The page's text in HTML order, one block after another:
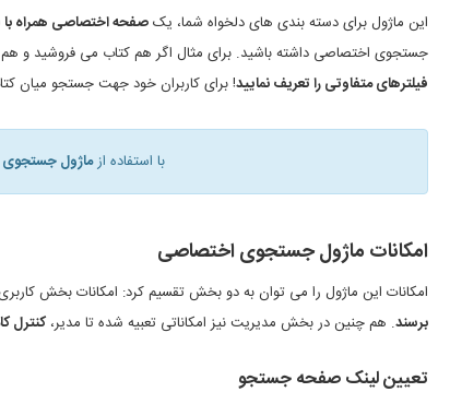
این ماژول برای دسته بندی های دلخواه شما، یکصفحه اختصاصی همراه با
جستجوی اختصاصی داشته باشید. برای مثال اگر هم کتاب می فروشید و
فیلترهای متفاوتی را تعریف نمایید! برای کاربران خود جهت جستجو میان
با استفاده ازماژول
امکانات ماژول جستجوی اختصاصی
امکانات این ماژول را می توان به دو بخش تقسیم کرد: امکانات بخش
برسند. هم چنین در بخش مدیریت نیز امکاناتی تعبیه شده تا مدیر، کنترل
تعیین لینک صفحه جستجو